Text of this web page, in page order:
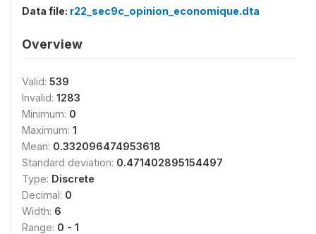
Data file: r22_sec9c_opinion_economique.dta
Overview
Valid: 539
Invalid: 1283
Minimum: 0
Maximum: 1
Mean: 0.332096474953618
Standard deviation: 0.471402895154497
Type: Discrete
Decimal: 0
Width: 6
Range: 0 - 1